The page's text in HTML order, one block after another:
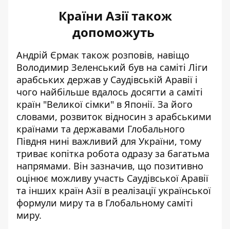
Країни Азії також
допоможуть
Андрій Єрмак також розповів, навіщо
Володимир Зеленський був на саміті Ліги
арабських держав у Саудівській Аравії і
чого найбільше вдалось досягти а саміті
країн "Великої сімки" в Японії. За його
словами, розвиток відносин з арабськими
країнами та державами Глобального
Півдня нині важливий для України, тому
триває копітка робота одразу за багатьма
напрямами. Він зазначив, що позитивно
оцінює можливу участь Саудівської Аравії
та інших країн Азії в реалізації української
формули миру та в Глобальному саміті
миру.